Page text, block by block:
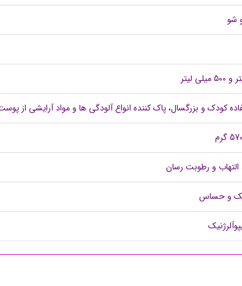
شو
کودک و بزرگسال، پاک کننده انواع آلودگی ها و مواد آرایشی
التهاب و رطوبت رسان
و حساس